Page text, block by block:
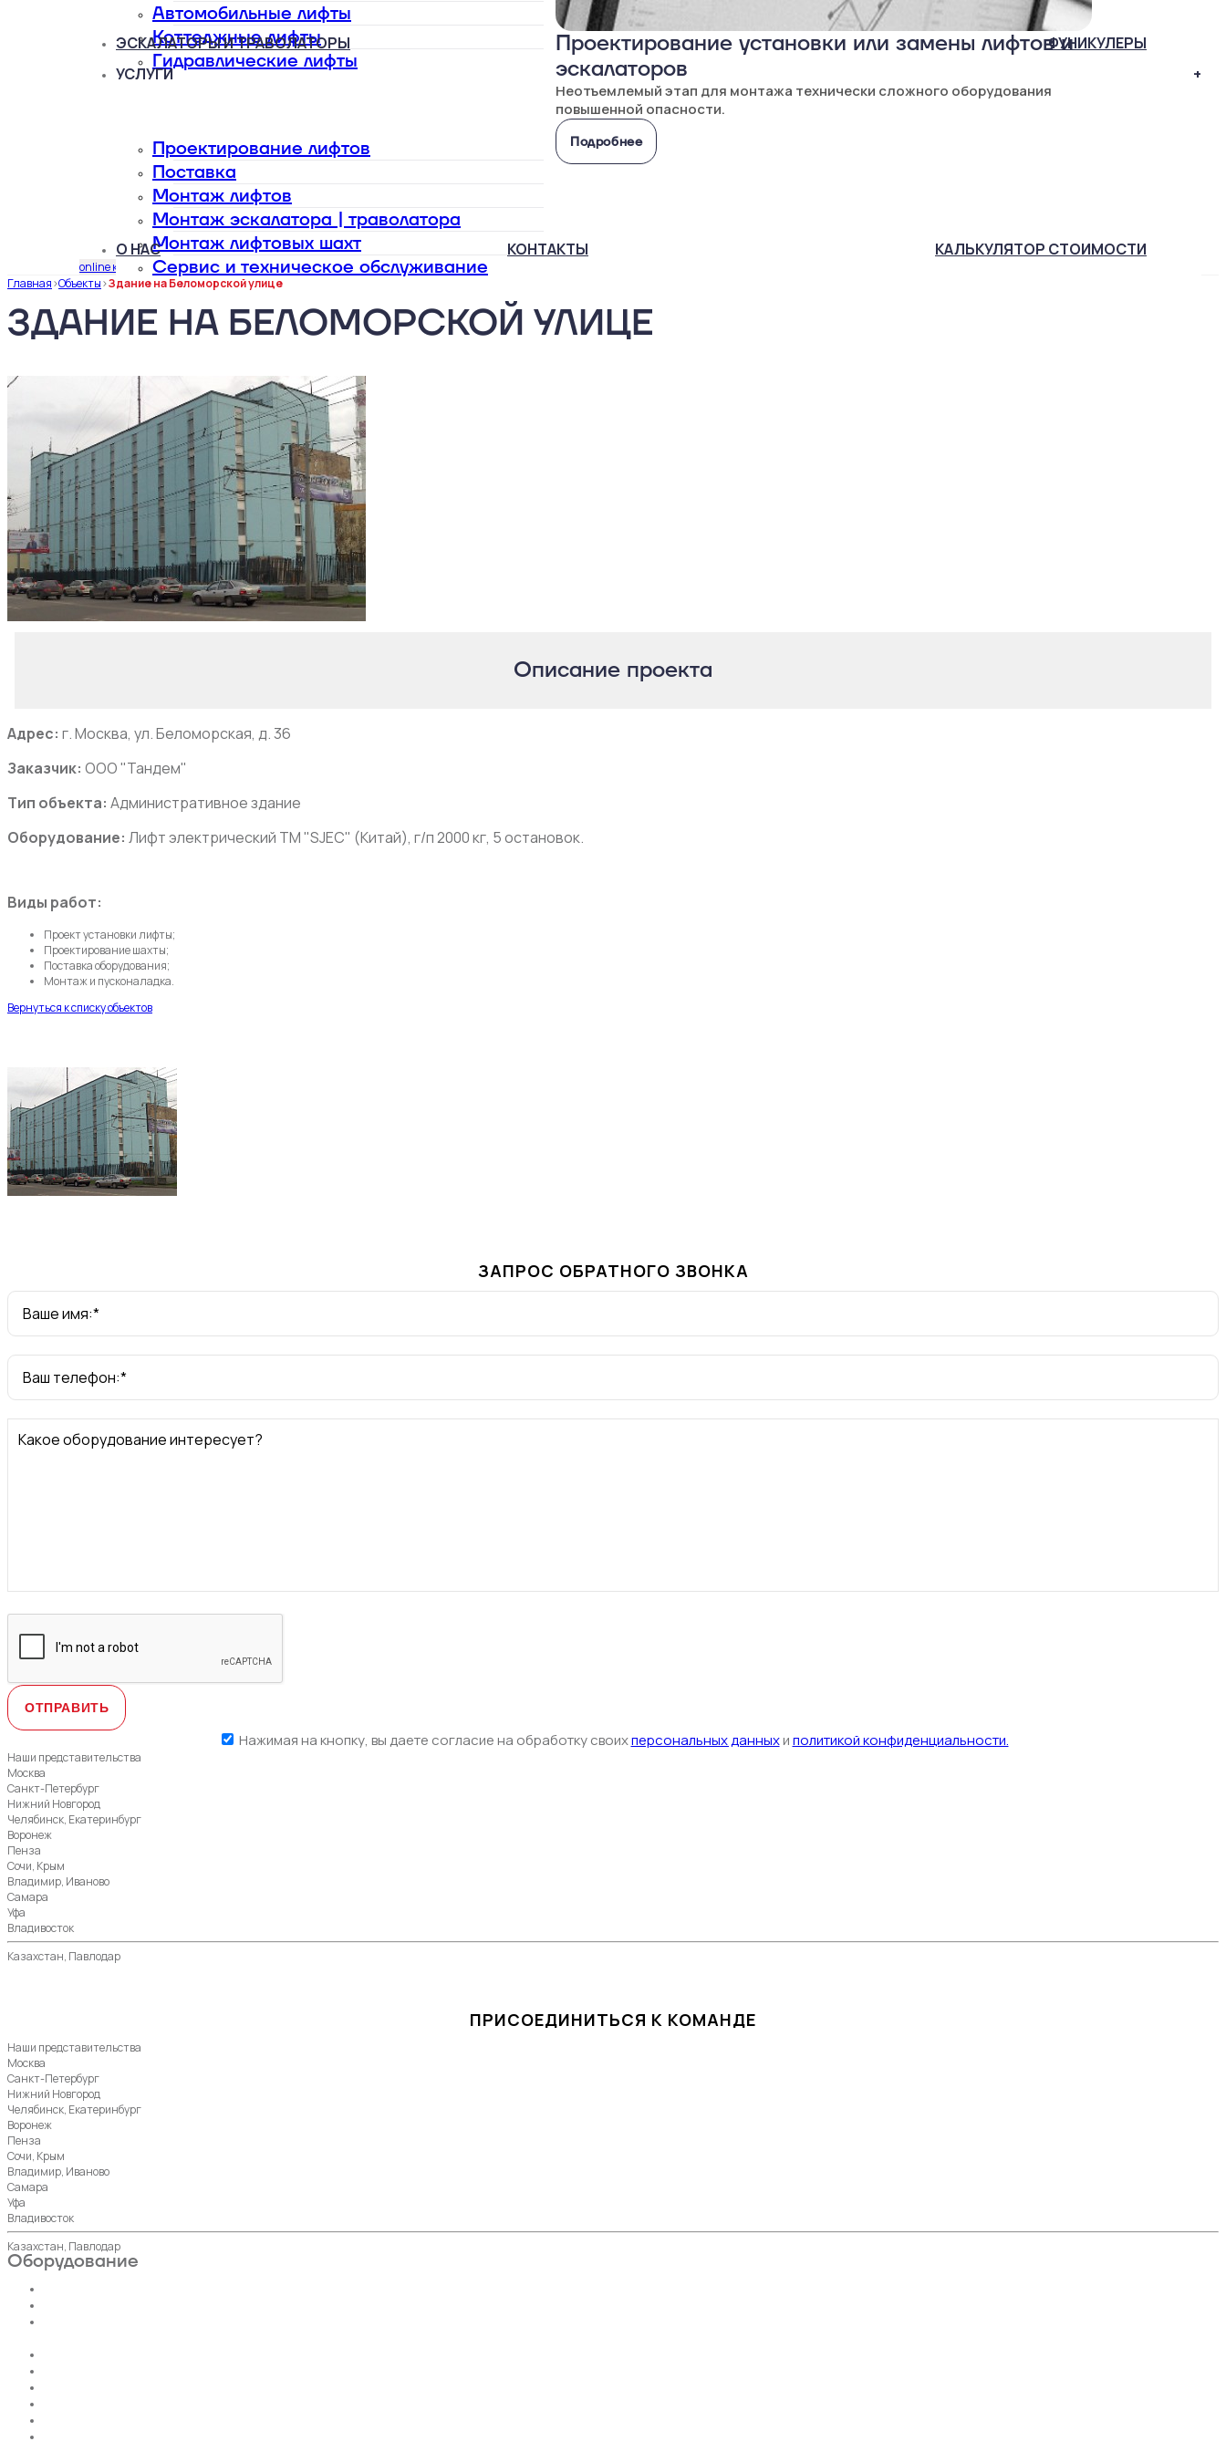
Проектирование установки или замены лифтов и
эскалаторов
Неотъемлемый этап для монтажа технически сложного оборудования
повышенной опасности.
Подробнее
Автомобильные лифты
Коттеджные лифты
Гидравлические лифты
ЭСКАЛАТОРЫ И ТРАВОЛАТОРЫ
ФУНИКУЛЕРЫ
УСЛУГИ
+
Проектирование лифтов
Поставка
Монтаж лифтов
Монтаж эскалатора | траволатора
Монтаж лифтовых шахт
Сервис и техническое обслуживание
О НАС КОНТАКТЫ КАЛЬКУЛЯТОР СТОИМОСТИ
online калькулятор
Главная>Объекты>Здание на Беломорской улице
ЗДАНИЕ НА БЕЛОМОРСКОЙ УЛИЦЕ
Описание проекта
Адрес: г. Москва, ул. Беломорская, д. 36
Заказчик: ООО "Тандем"
Тип объекта: Административное здание
Оборудование: Лифт электрический ТМ "SJEC" (Китай), г/п 2000 кг, 5 остановок.
Виды работ:
Проект установки лифты;
Проектирование шахты;
Поставка оборудования;
Монтаж и пусконаладка.
Вернуться к списку объектов
ЗАПРОС ОБРАТНОГО ЗВОНКА
Ваше имя:*
Ваш телефон:*
Какое оборудование интересует?
Нажимая на кнопку, вы даете согласие на обработку своихперсональных данныхиполитикой конфиденциальности.
Наши представительства
Москва
Санкт-Петербург
Нижний Новгород
Челябинск, Екатеринбург
Воронеж
Пенза
Сочи, Крым
Владимир, Иваново
Самара
Уфа
Владивосток
Казахстан, Павлодар
ПРИСОЕДИНИТЬСЯ К КОМАНДЕ
Наши представительства
Москва
Санкт-Петербург
Нижний Новгород
Челябинск, Екатеринбург
Воронеж
Пенза
Сочи, Крым
Владимир, Иваново
Самара
Уфа
Владивосток
Казахстан, Павлодар
Оборудование